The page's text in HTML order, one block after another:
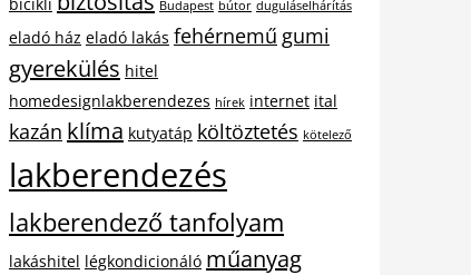
Budapest bútor duguláselhárítás
eladó ház eladó lakás fehérnemű gumi
gyerekülés hitel
homedesignlakberendezes hírek internet ital
kazán klíma kutyatáp költöztetés kötelező
lakberendezés
lakberendező tanfolyam
lakáshitel légkondicionáló műanyag